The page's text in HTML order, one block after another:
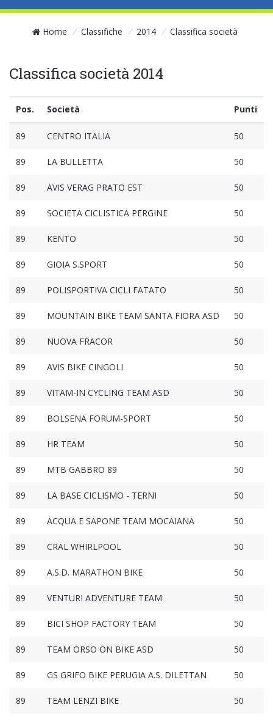
Home / Classifiche / 2014 / Classifica società
Classifica società 2014
Pos. Società Punti
89 CENTRO ITALIA 50
89 LA BULLETTA 50
89 AVIS VERAG PRATO EST 50
89 SOCIETA CICLISTICA PERGINE 50
89 KENTO 50
89 GIOIA S.SPORT 50
89 POLISPORTIVA CICLI FATATO 50
89 MOUNTAIN BIKE TEAM SANTA FIORA ASD 50
89 NUOVA FRACOR 50
89 AVIS BIKE CINGOLI 50
89 VITAM-IN CYCLING TEAM ASD 50
89 BOLSENA FORUM-SPORT 50
89 HR TEAM 50
89 MTB GABBRO 89 50
89 LA BASE CICLISMO - TERNI 50
89 ACQUA E SAPONE TEAM MOCAIANA 50
89 CRAL WHIRLPOOL 50
89 A.S.D. MARATHON BIKE 50
89 VENTURI ADVENTURE TEAM 50
89 BICI SHOP FACTORY TEAM 50
89 TEAM ORSO ON BIKE ASD 50
89 GS GRIFO BIKE PERUGIA A.S. DILETTAN 50
89 TEAM LENZI BIKE 50